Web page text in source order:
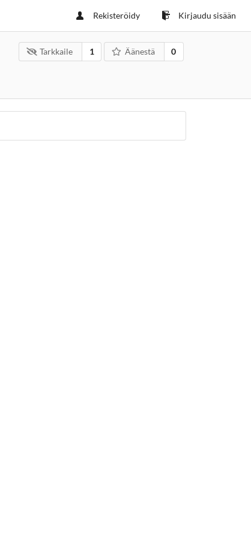
Rekisteröidy Kirjaudu sisään
Tarkkaile 1 Äänestä 0